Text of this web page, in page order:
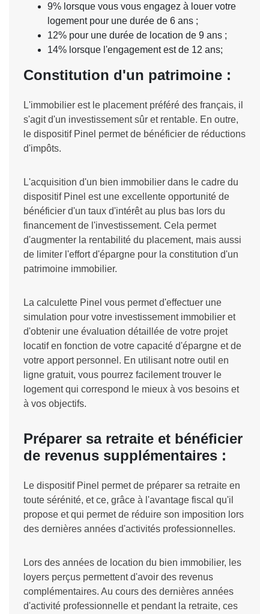
9% lorsque vous vous engagez à louer votre
logement pour une durée de 6 ans ;
12% pour une durée de location de 9 ans ;
14% lorsque l'engagement est de 12 ans;
Constitution d'un patrimoine :
L'immobilier est le placement préféré des français, il
s'agit d'un investissement sûr et rentable. En outre,
le dispositif Pinel permet de bénéficier de réductions
d'impôts.
L'acquisition d'un bien immobilier dans le cadre du
dispositif Pinel est une excellente opportunité de
bénéficier d'un taux d'intérêt au plus bas lors du
financement de l'investissement. Cela permet
d'augmenter la rentabilité du placement, mais aussi
de limiter l'effort d'épargne pour la constitution d'un
patrimoine immobilier.
La calculette Pinel vous permet d'effectuer une
simulation pour votre investissement immobilier et
d'obtenir une évaluation détaillée de votre projet
locatif en fonction de votre capacité d'épargne et de
votre apport personnel. En utilisant notre outil en
ligne gratuit, vous pourrez facilement trouver le
logement qui correspond le mieux à vos besoins et
à vos objectifs.
Préparer sa retraite et bénéficier
de revenus supplémentaires :
Le dispositif Pinel permet de préparer sa retraite en
toute sérénité, et ce, grâce à l'avantage fiscal qu'il
propose et qui permet de réduire son imposition lors
des dernières années d'activités professionnelles.
Lors des années de location du bien immobilier, les
loyers perçus permettent d'avoir des revenus
complémentaires. Au cours des dernières années
d'activité professionnelle et pendant la retraite, ces